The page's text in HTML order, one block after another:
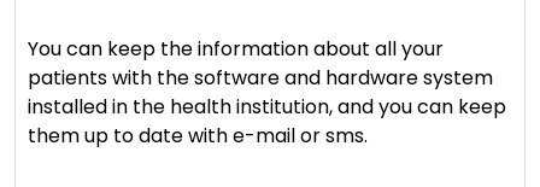
You can keep the information about all your
patients with the software and hardware system
installed in the health institution, and you can keep
them up to date with e-mail or sms.